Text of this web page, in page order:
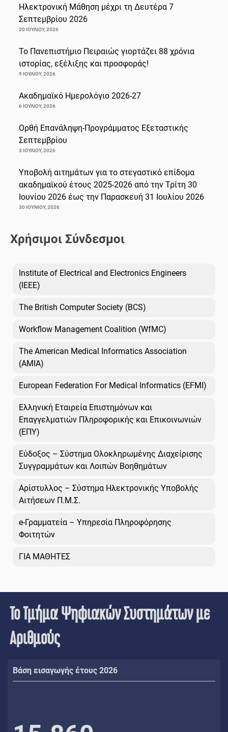
Ηλεκτρονική Μάθηση μέχρι τη Δευτέρα 7
Σεπτεμβρίου 2026
20 ΙΟΥΛΊΟΥ, 2026
Το Πανεπιστήμιο Πειραιώς γιορτάζει 88 χρόνια
ιστορίας, εξέλιξης και προσφοράς!
9 ΙΟΥΛΊΟΥ, 2026
Ακαδημαϊκό Ημερολόγιο 2026-27
6 ΙΟΥΛΊΟΥ, 2026
Ορθή Επανάληψη-Προγράμματος Εξεταστικής
Σεπτεμβρίου
3 ΙΟΥΛΊΟΥ, 2026
Υποβολή αιτημάτων για το στεγαστικό επίδομα
ακαδημαϊκού έτους 2025-2026 από την Τρίτη 30
Ιουνίου 2026 έως την Παρασκευή 31 Ιουλίου 2026
30 ΙΟΥΝΊΟΥ, 2026
Χρήσιμοι Σύνδεσμοι
Institute of Electrical and Electronics Engineers
(IEEE)
The British Computer Society (BCS)
Workflow Management Coalition (WfMC)
The American Medical Informatics Association
(AMIA)
European Federation For Medical Informatics (EFMI)
Ελληνική Εταιρεία Επιστημόνων και
Επαγγελματιών Πληροφορικής και Επικοινωνιών
(ΕΠΥ)
Εύδοξος – Σύστημα Ολοκληρωμένης Διαχείρισης
Συγγραμμάτων και Λοιπών Βοηθημάτων
Αρίστυλλος – Σύστημα Ηλεκτρονικής Υποβολής
Αιτήσεων Π.Μ.Σ.
e-Γραμματεία – Υπηρεσία Πληροφόρησης
Φοιτητών
ΓΙΑ ΜΑΘΗΤΕΣ
Το Τμήμα Ψηφιακών Συστημάτων με
Αριθμούς
Βάση εισαγωγής έτους 2026